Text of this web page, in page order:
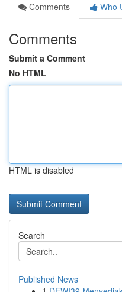
Comments
Who
Comments
Submit a Comment
No HTML
HTML is disabled
Search
Published News